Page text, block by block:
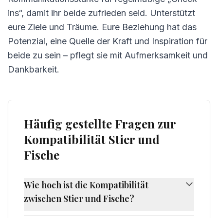
ins“, damit ihr beide zufrieden seid. Unterstützt
eure Ziele und Träume. Eure Beziehung hat das
Potenzial, eine Quelle der Kraft und Inspiration für
beide zu sein – pflegt sie mit Aufmerksamkeit und
Dankbarkeit.
Häufig gestellte Fragen zur
Kompatibilität Stier und
Fische
Wie hoch ist die Kompatibilität
zwischen Stier und Fische?